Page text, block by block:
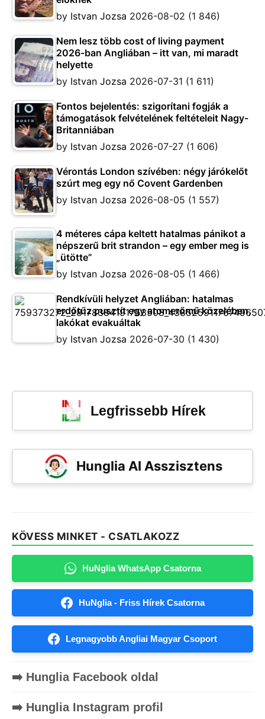
by Istvan Jozsa 2026-08-02 (1 846)
Nem lesz több cost of living payment
2026-ban Angliában – itt van, mi maradt
helyette
by Istvan Jozsa 2026-07-31 (1 611)
Fontos bejelentés: szigorítani fogják a
támogatások felvételének feltételeit Nagy-
Britanniában
by Istvan Jozsa 2026-07-27 (1 606)
Vérontás London szívében: négy járókelőt
szúrt meg egy nő Covent Gardenben
by Istvan Jozsa 2026-08-05 (1 557)
4 méteres cápa keltett hatalmas pánikot a
népszerű brit strandon – egy ember meg is
„ütötte”
by Istvan Jozsa 2026-08-05 (1 466)
Rendkívüli helyzet Angliában: hatalmas
erdőtűz pusztít egy atomerőmű közelében,
lakókat evakuáltak
by Istvan Jozsa 2026-07-30 (1 430)
Legfrissebb Hírek
Hunglia AI Asszisztens
KÖVESS MINKET - CSATLAKOZZ
HuNglia WhatsApp Csatorna
HuNglia - Friss Hírek Csatorna
Legnagyobb Angliai Magyar Csoport
➡️ Hunglia Facebook oldal
➡️ Hunglia Instagram profil